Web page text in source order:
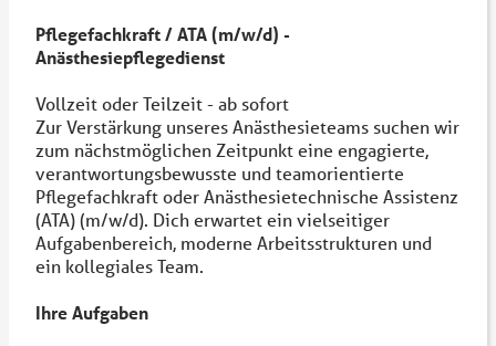
Pflegefachkraft / ATA (m/w/d) -
Anästhesiepflegedienst
Vollzeit oder Teilzeit - ab sofort
Zur Verstärkung unseres Anästhesieteams suchen wir
zum nächstmöglichen Zeitpunkt eine engagierte,
verantwortungsbewusste und teamorientierte
Pflegefachkraft oder Anästhesietechnische Assistenz
(ATA) (m/w/d). Dich erwartet ein vielseitiger
Aufgabenbereich, moderne Arbeitsstrukturen und
ein kollegiales Team.
Ihre Aufgaben